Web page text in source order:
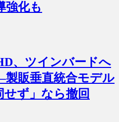
強化も
、ツインバードへ
販垂直統合モデル
せず」なら撤回